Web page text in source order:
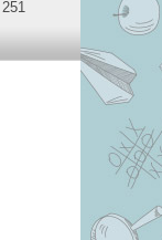
251